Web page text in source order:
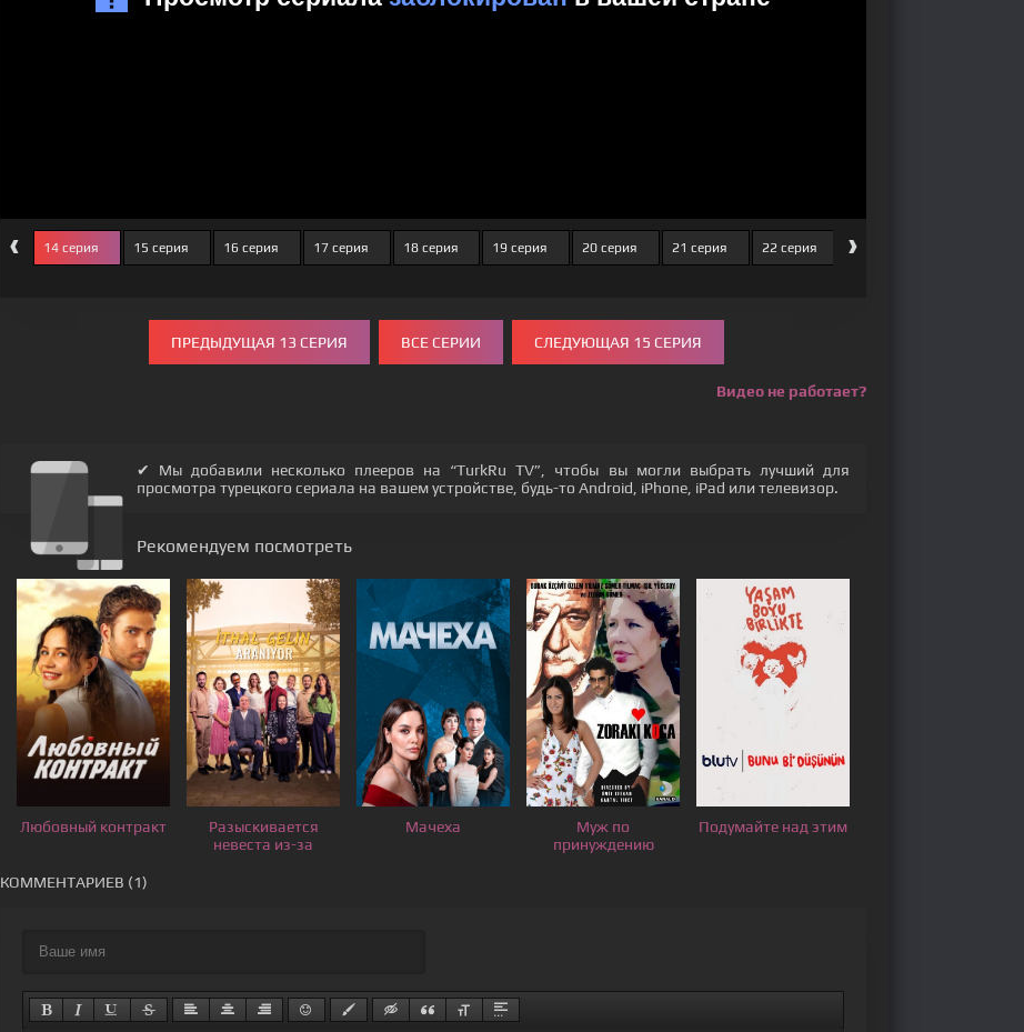
‹ 14 серия 15 серия 16 серия 17 серия 18 серия 19 серия 20 серия 21 серия 22 серия 23 серия
›
ПРЕДЫДУЩАЯ 13 СЕРИЯ ВСЕ СЕРИИ СЛЕДУЮЩАЯ 15 СЕРИЯ
Видео не работает?
✔ Мы добавили несколько плееров на “TurkRu TV”, чтобы вы могли выбрать лучший для
просмотра турецкого сериала на вашем устройстве, будь-то Android, iPhone, iPad или телевизор.
Рекомендуем посмотреть
Любовный контракт
Разыскивается
невеста из-за
Мачеха
Муж по
принуждению
Подумайте над этим
КОММЕНТАРИЕВ (1)